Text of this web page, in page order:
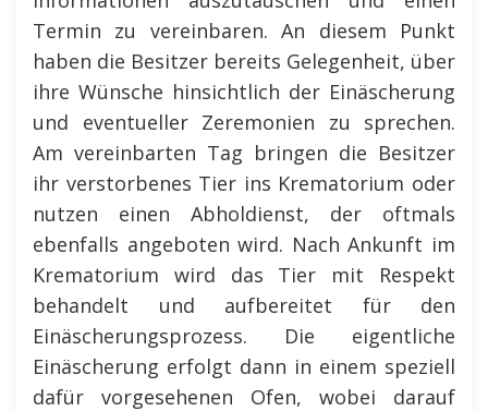
Termin zu vereinbaren. An diesem Punkt
haben die Besitzer bereits Gelegenheit, über
ihre Wünsche hinsichtlich der Einäscherung
und eventueller Zeremonien zu sprechen.
Am vereinbarten Tag bringen die Besitzer
ihr verstorbenes Tier ins Krematorium oder
nutzen einen Abholdienst, der oftmals
ebenfalls angeboten wird. Nach Ankunft im
Krematorium wird das Tier mit Respekt
behandelt und aufbereitet für den
Einäscherungsprozess. Die eigentliche
Einäscherung erfolgt dann in einem speziell
dafür vorgesehenen Ofen, wobei darauf